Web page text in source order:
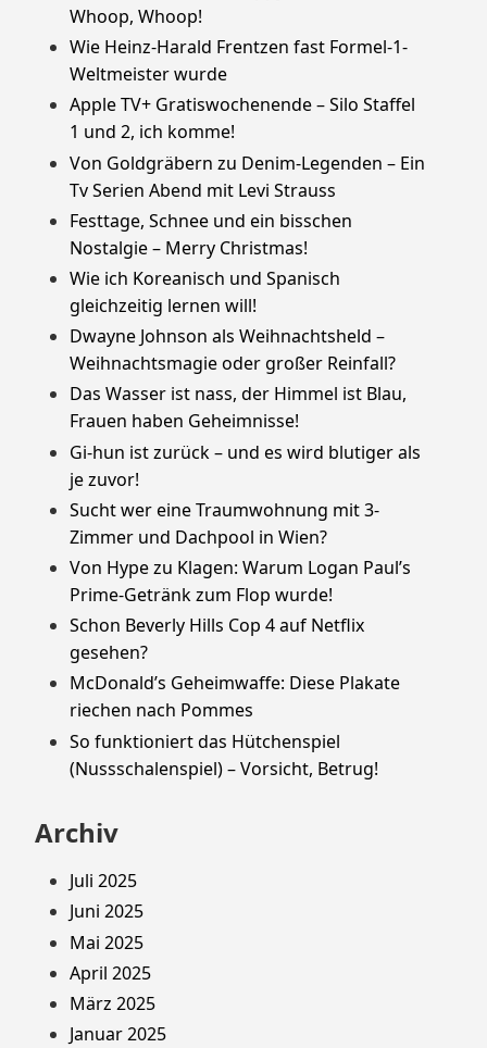
Whoop, Whoop!
Wie Heinz-Harald Frentzen fast Formel-1-
Weltmeister wurde
Apple TV+ Gratiswochenende – Silo Staffel
1 und 2, ich komme!
Von Goldgräbern zu Denim-Legenden – Ein
Tv Serien Abend mit Levi Strauss
Festtage, Schnee und ein bisschen
Nostalgie – Merry Christmas!
Wie ich Koreanisch und Spanisch
gleichzeitig lernen will!
Dwayne Johnson als Weihnachtsheld –
Weihnachtsmagie oder großer Reinfall?
Das Wasser ist nass, der Himmel ist Blau,
Frauen haben Geheimnisse!
Gi-hun ist zurück – und es wird blutiger als
je zuvor!
Sucht wer eine Traumwohnung mit 3-
Zimmer und Dachpool in Wien?
Von Hype zu Klagen: Warum Logan Paul’s
Prime-Getränk zum Flop wurde!
Schon Beverly Hills Cop 4 auf Netflix
gesehen?
McDonald’s Geheimwaffe: Diese Plakate
riechen nach Pommes
So funktioniert das Hütchenspiel
(Nussschalenspiel) – Vorsicht, Betrug!
Archiv
Juli 2025
Juni 2025
Mai 2025
April 2025
März 2025
Januar 2025